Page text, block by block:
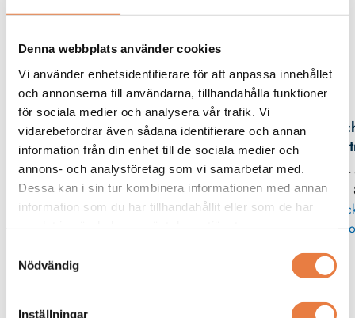
Denna webbplats använder cookies
Vi använder enhetsidentifierare för att anpassa innehållet
och annonserna till användarna, tillhandahålla funktioner
för sociala medier och analysera vår trafik. Vi
vidarebefordrar även sådana identifierare och annan
information från din enhet till de sociala medier och
annons- och analysföretag som vi samarbetar med.
Dessa kan i sin tur kombinera informationen med annan
information som du har tillhandahållit eller som de har
Nödvändig
Inställningar
Filer
Kontaktperson
08
Adapterplattor
Wöhner